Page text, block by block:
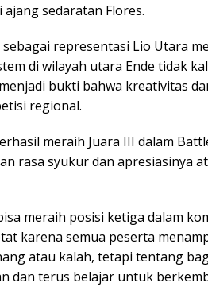
sedaratan Flores.
representasi Lio Utara
di wilayah utara Ende tidak
bukti bahwa kreativitas
regional.
meraih Juara III dalam
rasa syukur dan apresiasinya
meraih posisi ketiga dalam
karena semua peserta
atau kalah, tetapi tentang
dan terus belajar untuk